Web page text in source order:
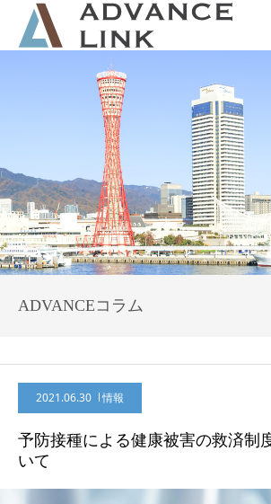
ADVANCEコラム
2021.06.30 情報
予防接種による健康被害の救済制
いて
会社概要
ネット保険
事業保険